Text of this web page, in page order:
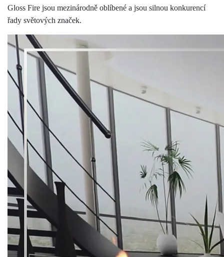
Gloss Fire jsou mezinárodně oblíbené a jsou silnou konkurencí
řady světových značek.